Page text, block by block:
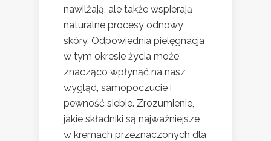
nawilżają, ale także wspierają
naturalne procesy odnowy
skóry. Odpowiednia pielęgnacja
w tym okresie życia może
znacząco wpłynąć na nasz
wygląd, samopoczucie i
pewność siebie. Zrozumienie,
jakie składniki są najważniejsze
w kremach przeznaczonych dla